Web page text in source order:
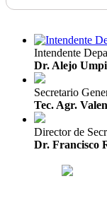
Intendente
Dr. Alejo
Secretario
Tec. Agr.
Director de
Dr. Francisco